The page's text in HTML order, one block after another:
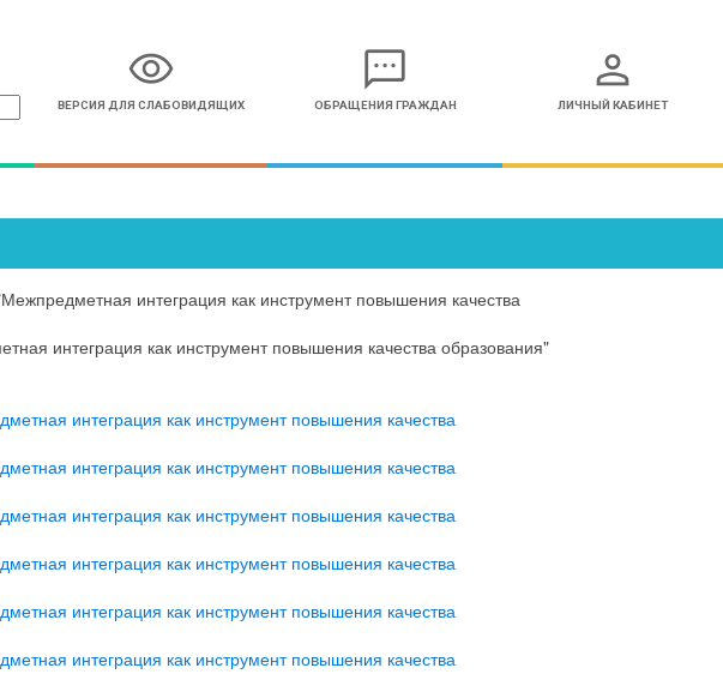
visibility
ВЕРСИЯ ДЛЯ СЛАБОВИДЯЩИХ
sms
ОБРАЩЕНИЯ ГРАЖДАН
person
ЛИЧНЫЙ КАБИНЕТ
интеграция как инструмент повышения качества
интеграция как инструмент повышения качества образования"